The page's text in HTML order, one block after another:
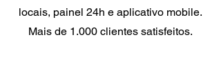
locais, painel 24h e aplicativo mobile.
Mais de 1.000 clientes satisfeitos.